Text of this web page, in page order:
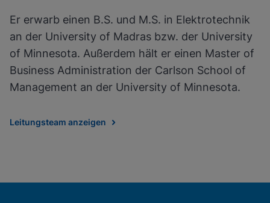
Er erwarb einen B.S. und M.S. in Elektrotechnik
an der University of Madras bzw. der University
of Minnesota. Außerdem hält er einen Master of
Business Administration der Carlson School of
Management an der University of Minnesota.
Leitungsteam anzeigen